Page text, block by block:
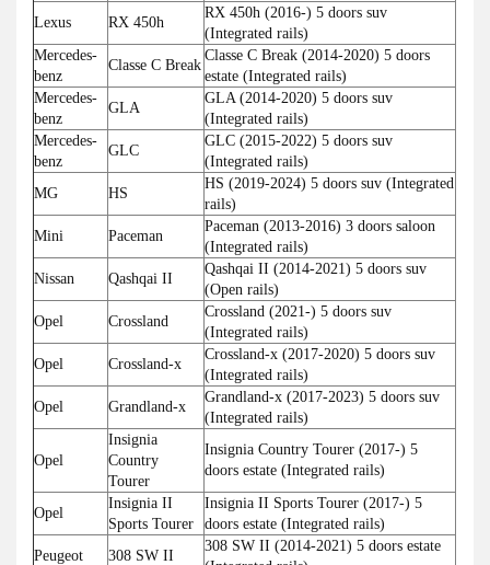
Lexus
RX 450h
RX 450h (2016-) 5 doors suv
(Integrated rails)
Mercedes-
benz
Classe C Break
Classe C Break (2014-2020) 5 doors
estate (Integrated rails)
Mercedes-
benz
GLA
GLA (2014-2020) 5 doors suv
(Integrated rails)
Mercedes-
benz
GLC
GLC (2015-2022) 5 doors suv
(Integrated rails)
MG
HS
HS (2019-2024) 5 doors suv (Integrated
rails)
Mini
Paceman
Paceman (2013-2016) 3 doors saloon
(Integrated rails)
Nissan
Qashqai II
Qashqai II (2014-2021) 5 doors suv
(Open rails)
Opel
Crossland
Crossland (2021-) 5 doors suv
(Integrated rails)
Opel
Crossland-x
Crossland-x (2017-2020) 5 doors suv
(Integrated rails)
Opel
Grandland-x
Grandland-x (2017-2023) 5 doors suv
(Integrated rails)
Opel
Insignia
Country
Tourer
Insignia Country Tourer (2017-) 5
doors estate (Integrated rails)
Opel
Insignia II
Sports Tourer
Insignia II Sports Tourer (2017-) 5
doors estate (Integrated rails)
Peugeot
308 SW II
308 SW II (2014-2021) 5 doors estate